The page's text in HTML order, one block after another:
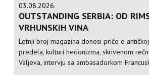
03.08.2026.
OUTSTANDING SERBIA: OD
VRHUNSKIH VINA
Letnji broj magazina donosi priče o
predela, kulturi hedonizma, skrivenom
Valjeva, intervju sa ambasadorkom